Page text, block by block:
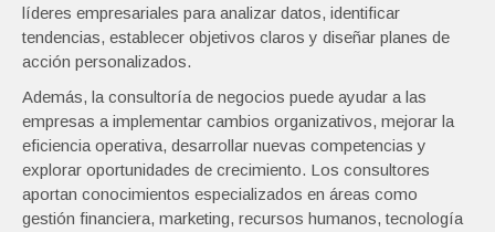
líderes empresariales para analizar datos, identificar
tendencias, establecer objetivos claros y diseñar planes de
acción personalizados.
Además, la consultoría de negocios puede ayudar a las
empresas a implementar cambios organizativos, mejorar la
eficiencia operativa, desarrollar nuevas competencias y
explorar oportunidades de crecimiento. Los consultores
aportan conocimientos especializados en áreas como
gestión financiera, marketing, recursos humanos, tecnología